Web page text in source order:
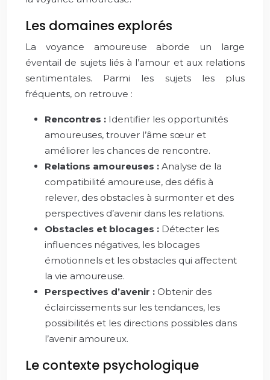
Les domaines explorés
La voyance amoureuse aborde un large
éventail de sujets liés à l’amour et aux relations
sentimentales. Parmi les sujets les plus
fréquents, on retrouve :
Rencontres : Identifier les opportunités
amoureuses, trouver l’âme sœur et
améliorer les chances de rencontre.
Relations amoureuses : Analyse de la
compatibilité amoureuse, des défis à
relever, des obstacles à surmonter et des
perspectives d’avenir dans les relations.
Obstacles et blocages : Détecter les
influences négatives, les blocages
émotionnels et les obstacles qui affectent
la vie amoureuse.
Perspectives d’avenir : Obtenir des
éclaircissements sur les tendances, les
possibilités et les directions possibles dans
l’avenir amoureux.
Le contexte psychologique